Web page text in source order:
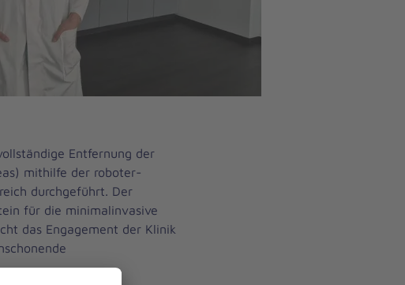
Entfernung der
mithilfe der roboter-
durchgeführt. Der
für die minimalinvasive
das Engagement der Klinik